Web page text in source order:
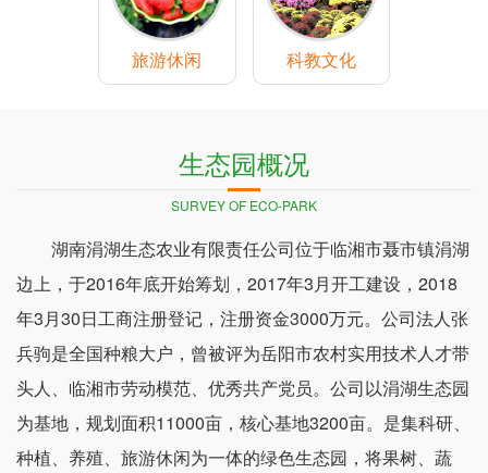
旅游休闲 科教文化
生态园概况
SURVEY OF ECO-PARK
湖南涓湖生态农业有限责任公司位于临湘市聂市镇涓湖
边上，于2016年底开始筹划，2017年3月开工建设，2018
年3月30日工商注册登记，注册资金3000万元。公司法人张
兵驹是全国种粮大户，曾被评为岳阳市农村实用技术人才带
头人、临湘市劳动模范、优秀共产党员。公司以涓湖生态园
为基地，规划面积11000亩，核心基地3200亩。是集科研、
种植、养殖、旅游休闲为一体的绿色生态园，将果树、蔬